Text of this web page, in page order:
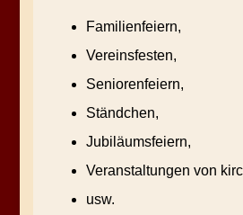
Familienfeiern,
Vereinsfesten,
Seniorenfeiern,
Ständchen,
Jubiläumsfeiern,
Veranstaltungen von
usw.